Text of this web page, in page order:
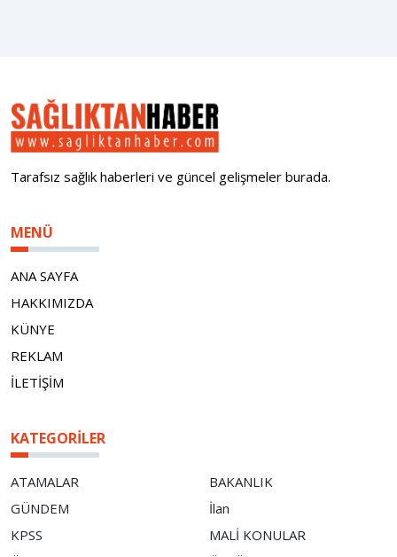
Tarafsız sağlık haberleri ve güncel gelişmeler burada.
MENÜ
ANA SAYFA
HAKKIMIZDA
KÜNYE
REKLAM
İLETİŞİM
KATEGORILER
ATAMALAR
BAKANLIK
GÜNDEM
İlan
KPSS
MALİ KONULAR